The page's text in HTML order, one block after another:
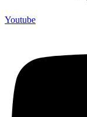
Youtube